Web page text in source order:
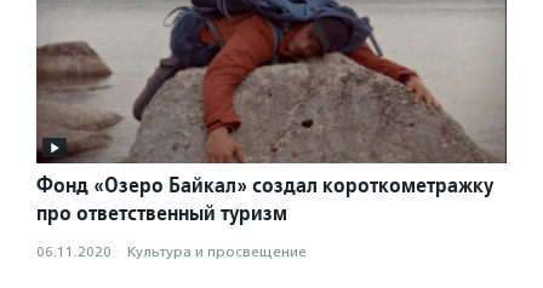
Фонд «Озеро Байкал» создал короткометражку
про ответственный туризм
06.11.2020 · Культура и просвещение